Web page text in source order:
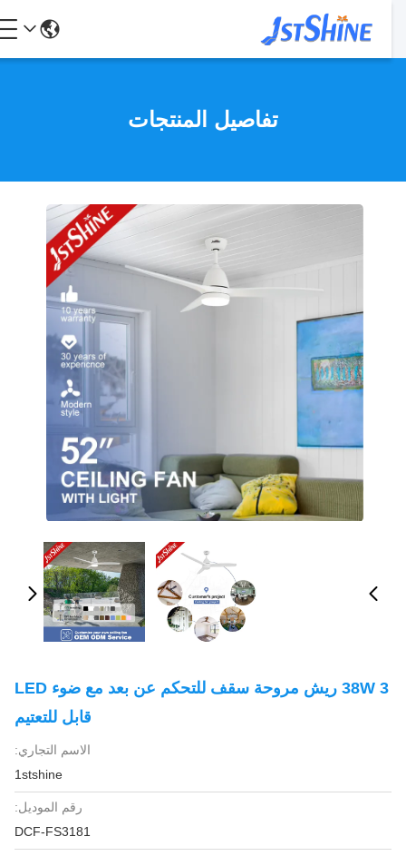
تفاصيل المنتجات
38W 3 ريش مروحة سقف للتحكم عن بعد مع ضوء LED
قابل للتعتيم
الاسم التجاري:
1stshine
رقم الموديل:
DCF-FS3181